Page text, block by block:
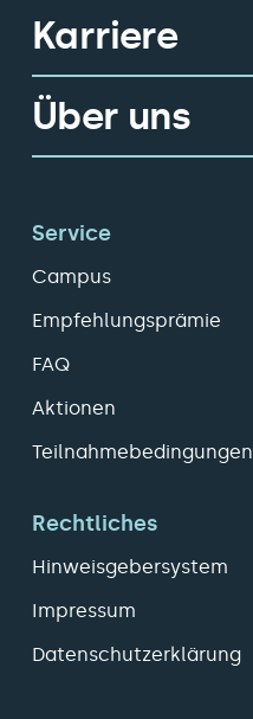
Karriere
Über uns
Service
Campus
Empfehlungsprämie
FAQ
Aktionen
Teilnahmebedingungen
Rechtliches
Hinweisgebersystem
Impressum
Datenschutzerklärung